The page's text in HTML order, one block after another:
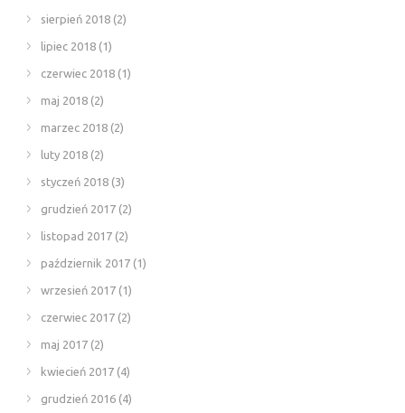
sierpień 2018 (2)
lipiec 2018 (1)
czerwiec 2018 (1)
maj 2018 (2)
marzec 2018 (2)
luty 2018 (2)
styczeń 2018 (3)
grudzień 2017 (2)
listopad 2017 (2)
październik 2017 (1)
wrzesień 2017 (1)
czerwiec 2017 (2)
maj 2017 (2)
kwiecień 2017 (4)
grudzień 2016 (4)